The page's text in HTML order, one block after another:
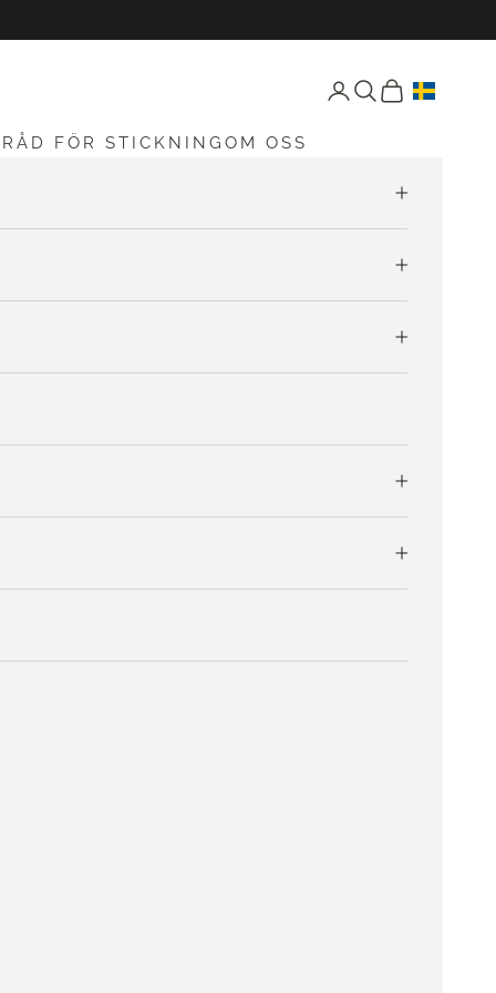
Öppna konto-sida
Öppen sökning
Öppna vagnen
RÅD FÖR STICKNING OM OSS